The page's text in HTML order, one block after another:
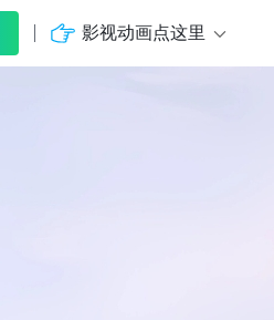
影视动画点这里